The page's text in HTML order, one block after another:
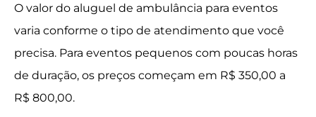
O valor do aluguel de ambulância para eventos
varia conforme o tipo de atendimento que você
precisa. Para eventos pequenos com poucas horas
de duração, os preços começam em R$ 350,00 a
R$ 800,00.